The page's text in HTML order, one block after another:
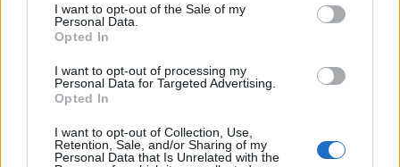
I want to opt-out of the Sale of my
Personal Data.
Opted In
I want to opt-out of processing my
Personal Data for Targeted Advertising.
Opted In
I want to opt-out of Collection, Use,
Retention, Sale, and/or Sharing of my
Personal Data that Is Unrelated with the
jednym z mocniejszych w europejskiej lidze. Choć Oskar
"Vander" Bogdan i koledzy nie zawsze udowadniają
swoją wartość, to ostatnio pokazują, że nawet jeśli
znajdują się w dołku, to potrafią zwyciężać i zagrażać
najmocniejszym rywalom. Ich wyjazd na Mistrzostwa
Świata będzie dużą niespodzianką, ale nie raz się
przekonaliśmy, że największe zaskoczenia potrafią